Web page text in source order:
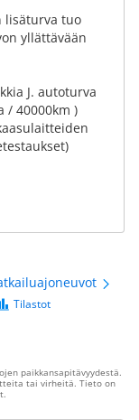
lisäturva tuo
yllättävään
J. autoturva
/ 40000km )
Tilastot
paikkansapitävyydestä.
tai virheitä. Tieto on